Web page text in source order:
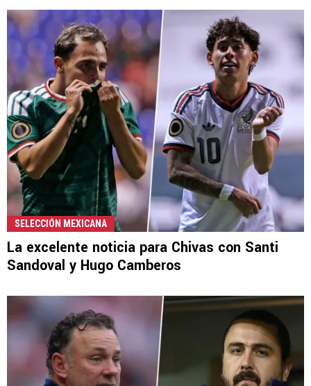
SELECCIÓN MEXICANA
La excelente noticia para Chivas con Santi
Sandoval y Hugo Camberos